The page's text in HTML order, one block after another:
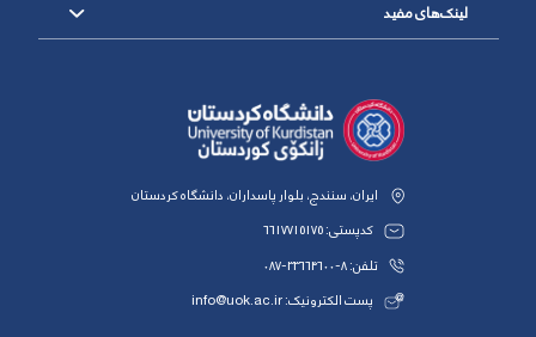
لینک‌های مفید
ایران، سنندج، بلوار پاسداران، دانشگاه کردستان
کدپستی: 6617715175
تلفن: 8-33664600-087
پست الکترونیک: info@uok.ac.ir